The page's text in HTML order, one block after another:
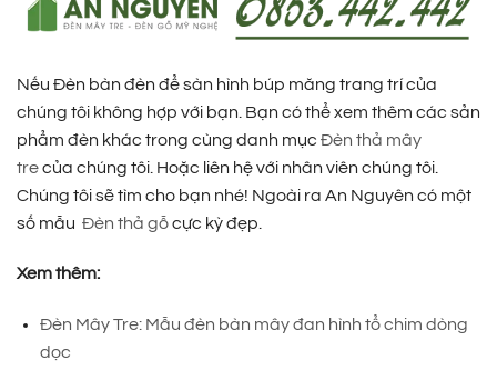
Nếu Đèn bàn đèn để sàn hình búp măng trang trí của
chúng tôi không hợp với bạn. Bạn có thể xem thêm các sản
phẩm đèn khác trong cùng danh mục Đèn thả mây
trecủa chúng tôi. Hoặc liên hệ với nhân viên chúng tôi.
Chúng tôi sẽ tìm cho bạn nhé! Ngoài ra An Nguyên có một
số mẫu Đèn thả gỗcực kỳ đẹp.
Xem thêm:
Đèn Mây Tre: Mẫu đèn bàn mây đan hình tổ chim dòng
dọc